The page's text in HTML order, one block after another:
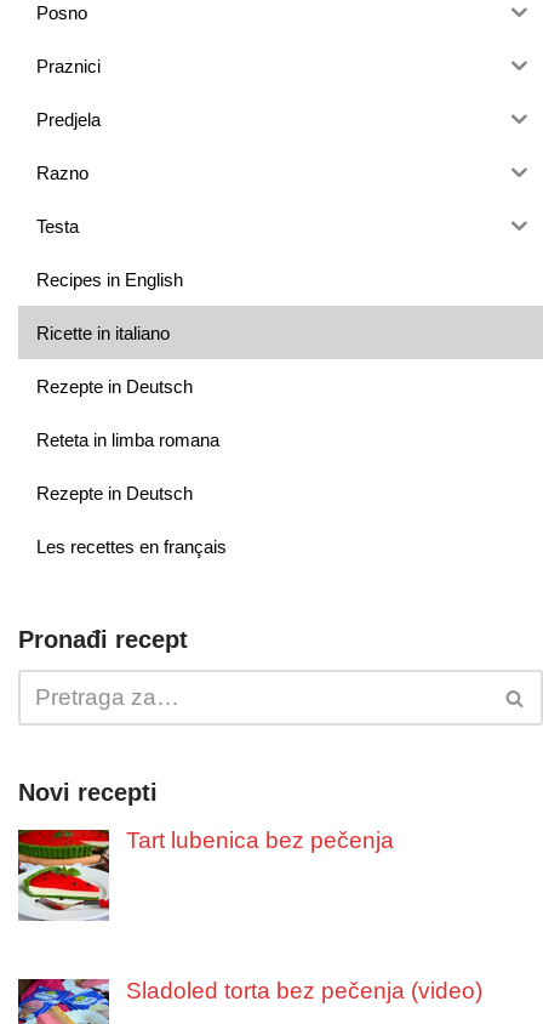
Posno
Praznici
Predjela
Razno
Testa
Recipes in English
Ricette in italiano
Rezepte in Deutsch
Reteta in limba romana
Rezepte in Deutsch
Les recettes en français
Pronađi recept
Novi recepti
Tart lubenica bez pečenja
Sladoled torta bez pečenja (video)